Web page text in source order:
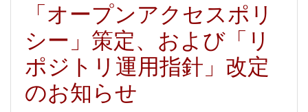
「オープンアクセスポリ
シー」策定、および「リ
ポジトリ運用指針」改定
のお知らせ